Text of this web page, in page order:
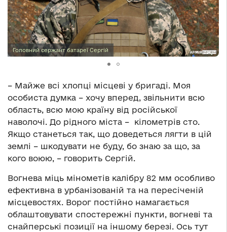
Головний сержант батареї Сергій
– Майже всі хлопці місцеві у бригаді. Моя
особиста думка – хочу вперед, звільнити всю
область, всю мою країну від російської
наволочі. До рідного міста – кілометрів сто.
Якщо станеться так, що доведеться лягти в цій
землі – шкодувати не буду, бо знаю за що, за
кого воюю, – говорить Сергій.
Вогнева міць мінометів калібру 82 мм особливо
ефективна в урбанізованій та на пересіченій
місцевостях. Ворог постійно намагається
облаштовувати спостережні пункти, вогневі та
снайперські позиції на іншому березі. Ось тут